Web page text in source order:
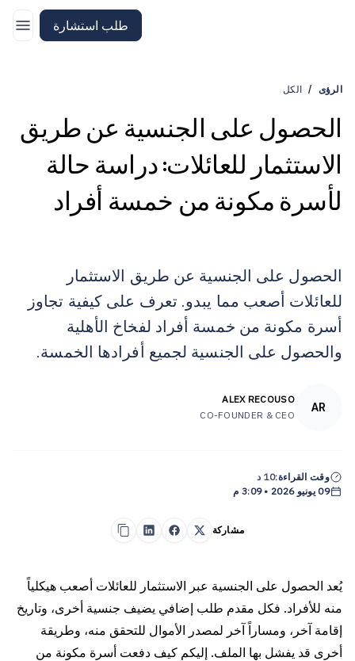
طلب استشارة
الرؤى / الكل
الحصول على الجنسية عن طريق
الاستثمار للعائلات: دراسة حالة
لأسرة مكونة من خمسة أفراد
الحصول على الجنسية عن طريق الاستثمار
للعائلات أصعب مما يبدو. تعرف على كيفية تجاوز
أسرة مكونة من خمسة أفراد لفخاخ الأهلية
والحصول على الجنسية لجميع أفرادها الخمسة.
AR
ALEX RECOUSO
CO-FOUNDER & CEO
وقت القراءة:10 د
09 يونيو 2026 • 3:09 م
مشاركة
يُعد الحصول على الجنسية عبر الاستثمار للعائلات أصعب هيكلياً
منه للأفراد. فكل مقدم طلب إضافي يضيف جنسية أخرى، وتاريخ
إقامة آخر، ومساراً آخر لمصدر الأموال للتحقق منه، وطريقة
أخرى قد يفشل بها الملف. إليكم كيف دفعت أسرة مكونة من